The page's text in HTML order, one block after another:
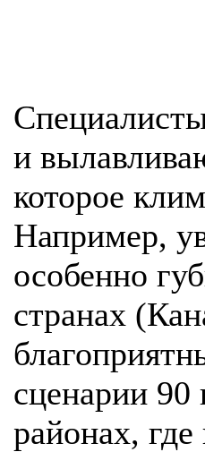
и
которое
Например,
особенно
странах
сценарии 90
районах,